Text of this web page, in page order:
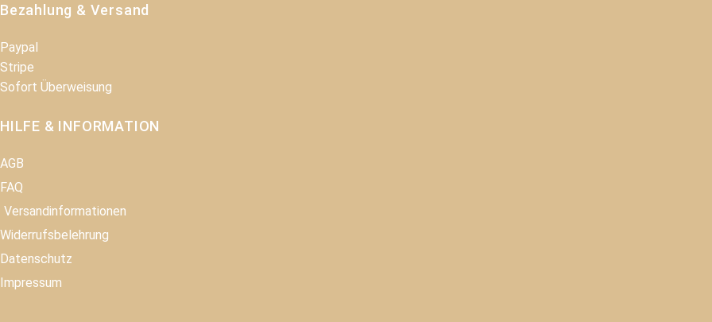
Bezahlung & Versand
Paypal
Stripe
Sofort Überweisung
HILFE & INFORMATION​
AGB
FAQ
Versandinformationen
Widerrufsbelehrung
Datenschutz
Impressum